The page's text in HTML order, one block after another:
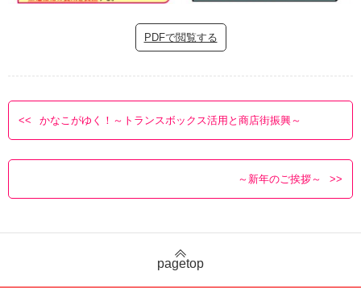
PDFで閲覧する
かなこがゆく！～トランスボックス活用と商店街振興～
～新年のご挨拶～
pagetop